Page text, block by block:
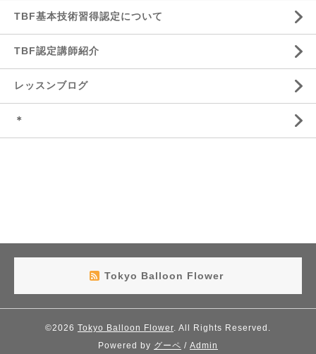
TBF基本技術習得認定について
TBF認定講師紹介
レッスンブログ
＊
Tokyo Balloon Flower
©2026 Tokyo Balloon Flower. All Rights Reserved.
Powered by グーペ / Admin